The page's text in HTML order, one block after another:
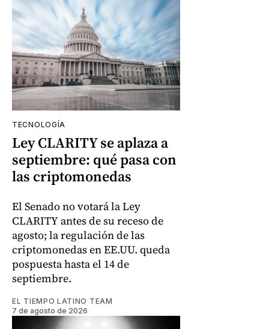
TECNOLOGÍA
Ley CLARITY se aplaza a
septiembre: qué pasa con
las criptomonedas
El Senado no votará la Ley
CLARITY antes de su receso de
agosto; la regulación de las
criptomonedas en EE.UU. queda
pospuesta hasta el 14 de
septiembre.
EL TIEMPO LATINO TEAM
7 de agosto de 2026